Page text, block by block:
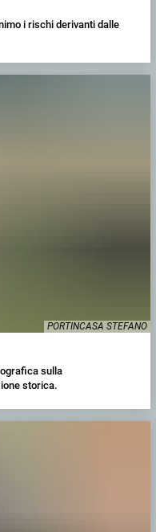
i rischi derivanti dalle
PORTINCASA STEFANO
sulla
storica.